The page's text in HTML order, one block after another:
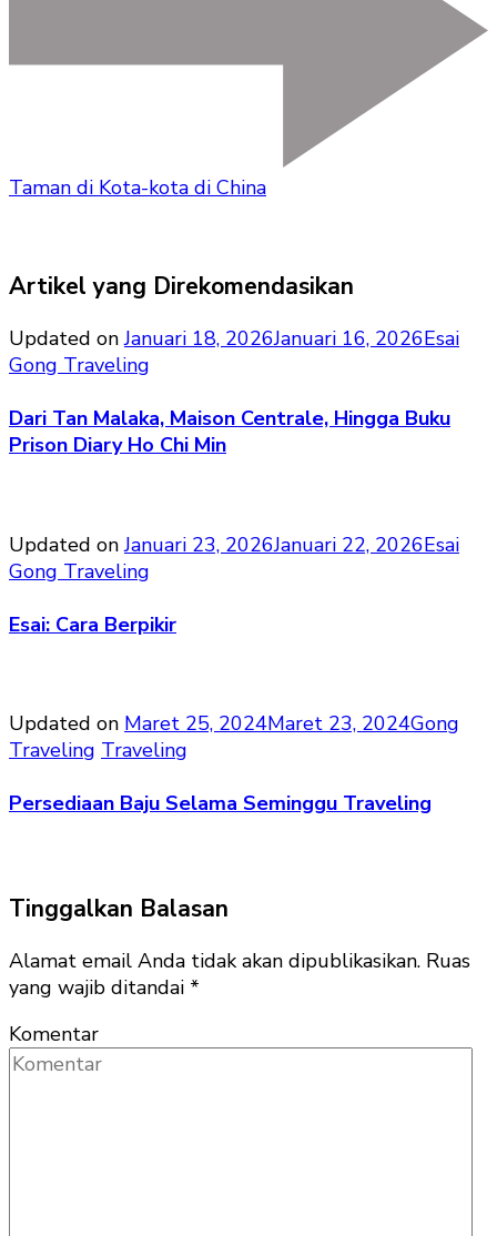
Taman di Kota-kota di China
Artikel yang Direkomendasikan
Updated onJanuari 18, 2026Januari 16, 2026Esai
Gong Traveling
Dari Tan Malaka, Maison Centrale, Hingga Buku
Prison Diary Ho Chi Min
Updated onJanuari 23, 2026Januari 22, 2026Esai
Gong Traveling
Esai: Cara Berpikir
Updated on Maret 25, 2024Maret 23, 2024Gong
Traveling Traveling
Persediaan Baju Selama Seminggu Traveling
Tinggalkan Balasan
Alamat email Anda tidak akan dipublikasikan. Ruas
yang wajib ditandai *
Komentar